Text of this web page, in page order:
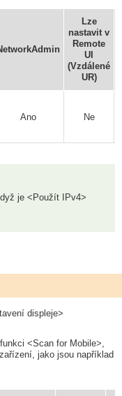
Lze
nastavit v
Remote
UI
(Vzdálené
UR)
Ano Ne
je <Použít IPv4>
displeje>
<Scan for Mobile>,
jako jsou například